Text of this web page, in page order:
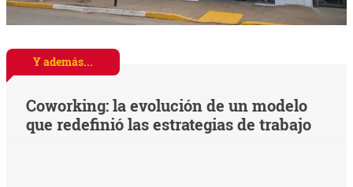
Y además...
Coworking: la evolución de un modelo
que redefinió las estrategias de trabajo